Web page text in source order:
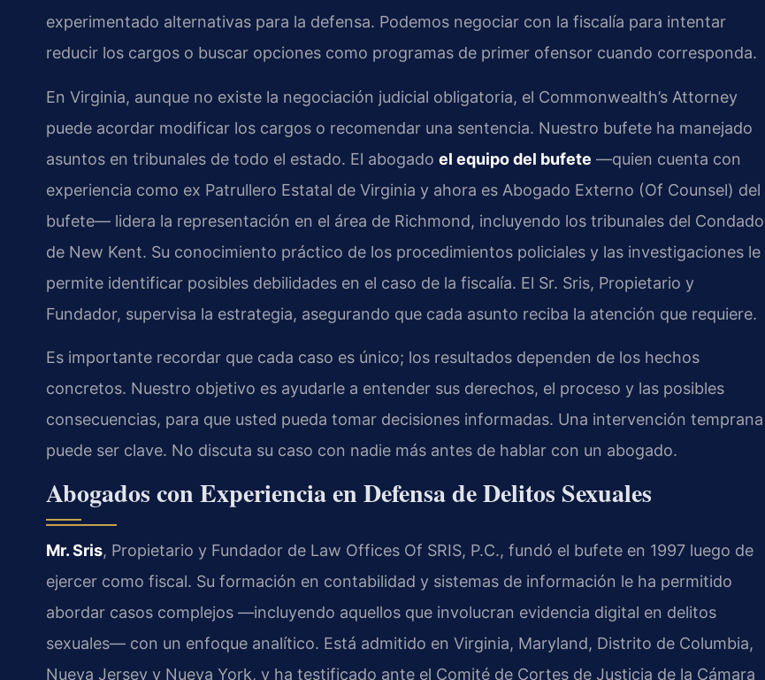
experimentado alternativas para la defensa. Podemos negociar con la fiscalía para intentar
reducir los cargos o buscar opciones como programas de primer ofensor cuando corresponda.
En Virginia, aunque no existe la negociación judicial obligatoria, el Commonwealth’s Attorney
puede acordar modificar los cargos o recomendar una sentencia. Nuestro bufete ha manejado
asuntos en tribunales de todo el estado. El abogado el equipo del bufete —quien cuenta con
experiencia como ex Patrullero Estatal de Virginia y ahora es Abogado Externo (Of Counsel) del
bufete— lidera la representación en el área de Richmond, incluyendo los tribunales del Condado
de New Kent. Su conocimiento práctico de los procedimientos policiales y las investigaciones le
permite identificar posibles debilidades en el caso de la fiscalía. El Sr. Sris, Propietario y
Fundador, supervisa la estrategia, asegurando que cada asunto reciba la atención que requiere.
Es importante recordar que cada caso es único; los resultados dependen de los hechos
concretos. Nuestro objetivo es ayudarle a entender sus derechos, el proceso y las posibles
consecuencias, para que usted pueda tomar decisiones informadas. Una intervención temprana
puede ser clave. No discuta su caso con nadie más antes de hablar con un abogado.
Abogados con Experiencia en Defensa de Delitos Sexuales
Mr. Sris, Propietario y Fundador de Law Offices Of SRIS, P.C., fundó el bufete en 1997 luego de
ejercer como fiscal. Su formación en contabilidad y sistemas de información le ha permitido
abordar casos complejos —incluyendo aquellos que involucran evidencia digital en delitos
sexuales— con un enfoque analítico. Está admitido en Virginia, Maryland, Distrito de Columbia,
Nueva Jersey y Nueva York, y ha testificado ante el Comité de Cortes de Justicia de la Cámara